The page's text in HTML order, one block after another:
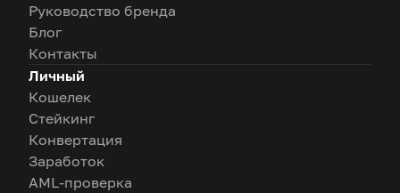
Руководство бренда
Блог
Контакты
Личный
Кошелек
Стейкинг
Конвертация
Заработок
AML-проверка